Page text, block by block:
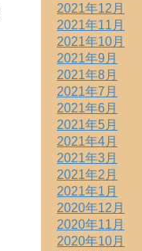
2021年12月
2021年11月
2021年10月
2021年9月
2021年8月
2021年7月
2021年6月
2021年5月
2021年4月
2021年3月
2021年2月
2021年1月
2020年12月
2020年11月
2020年10月